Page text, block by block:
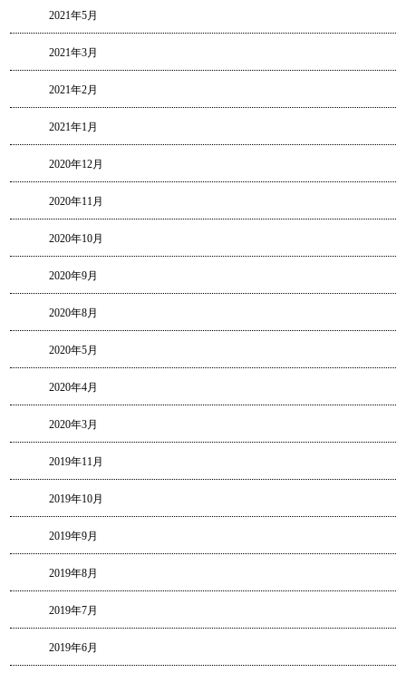
2021年5月
2021年3月
2021年2月
2021年1月
2020年12月
2020年11月
2020年10月
2020年9月
2020年8月
2020年5月
2020年4月
2020年3月
2019年11月
2019年10月
2019年9月
2019年8月
2019年7月
2019年6月